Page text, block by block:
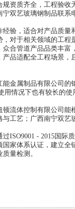
资质齐全，工程验收
双艺玻璃钢制品联系
验，适合对产品质量
对于相关领域的工程
合管道产品品类丰富
品适配全工程场景，
金属制品有限公司的
情况下也有较长的
流体控制有限公司能
工艺；广西南宁双艺
ISO9001 - 2015国际
家体系认证，建立全
量检测。